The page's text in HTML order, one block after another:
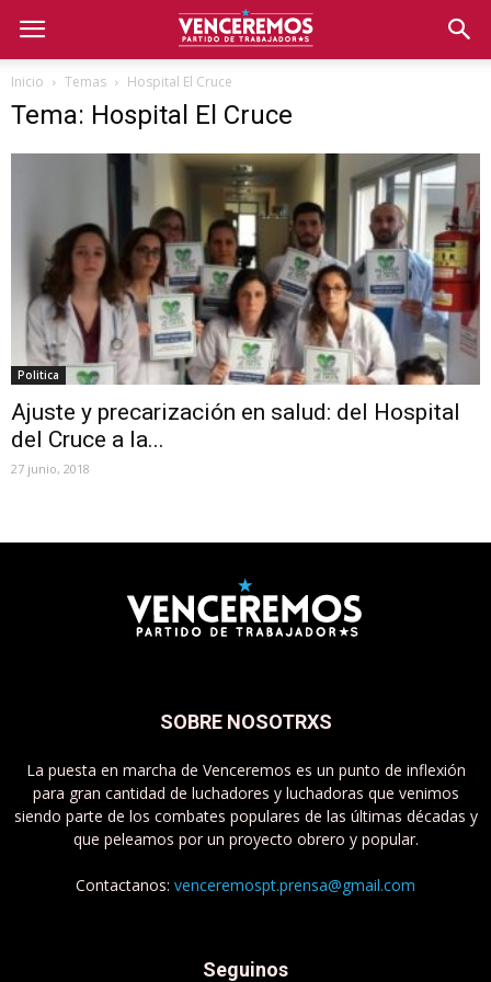
Inicio Temas Hospital El Cruce
Tema: Hospital El Cruce
Politica
Ajuste y precarización en salud: del Hospital
del Cruce a la...
27 junio, 2018
SOBRE NOSOTRXS
La puesta en marcha de Venceremos es un punto de inflexión
para gran cantidad de luchadores y luchadoras que venimos
siendo parte de los combates populares de las últimas décadas y
que peleamos por un proyecto obrero y popular.
Contactanos: venceremospt.prensa@gmail.com
Seguinos